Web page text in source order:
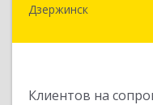
Дзержинск
Клиентов на
606015,